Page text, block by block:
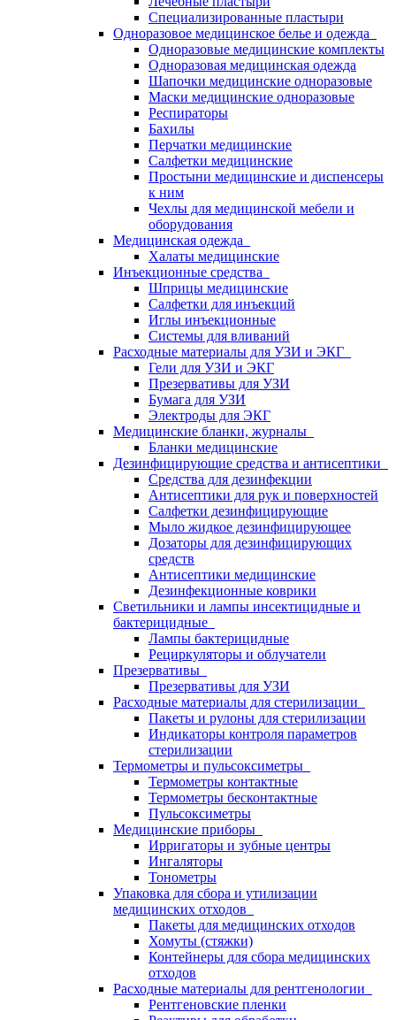
Специализированные пластыри
Одноразовое медицинское белье и одежда
Одноразовые медицинские комплекты
Одноразовая медицинская одежда
Шапочки медицинские одноразовые
Маски медицинские одноразовые
Респираторы
Бахилы
Перчатки медицинские
Салфетки медицинские
Простыни медицинские и диспенсеры
к ним
Чехлы для медицинской мебели и
оборудования
Медицинская одежда
Халаты медицинские
Инъекционные средства
Шприцы медицинские
Салфетки для инъекций
Иглы инъекционные
Системы для вливаний
Расходные материалы для УЗИ и ЭКГ
Гели для УЗИ и ЭКГ
Презервативы для УЗИ
Бумага для УЗИ
Электроды для ЭКГ
Медицинские бланки, журналы
Бланки медицинские
Дезинфицирующие средства и антисептики
Средства для дезинфекции
Антисептики для рук и поверхностей
Салфетки дезинфицирующие
Мыло жидкое дезинфицирующее
Дозаторы для дезинфицирующих
средств
Антисептики медицинские
Дезинфекционные коврики
Светильники и лампы инсектицидные и
бактерицидные
Лампы бактерицидные
Рециркуляторы и облучатели
Презервативы
Презервативы для УЗИ
Расходные материалы для стерилизации
Пакеты и рулоны для стерилизации
Индикаторы контроля параметров
стерилизации
Термометры и пульсоксиметры
Термометры контактные
Термометры бесконтактные
Пульсоксиметры
Медицинские приборы
Ирригаторы и зубные центры
Ингаляторы
Тонометры
Упаковка для сбора и утилизации
медицинских отходов
Пакеты для медицинских отходов
Хомуты (стяжки)
Контейнеры для сбора медицинских
отходов
Расходные материалы для рентгенологии
Рентгеновские пленки